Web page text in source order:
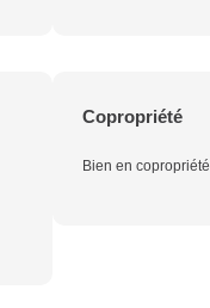
Copropriété
Bien en copropriété